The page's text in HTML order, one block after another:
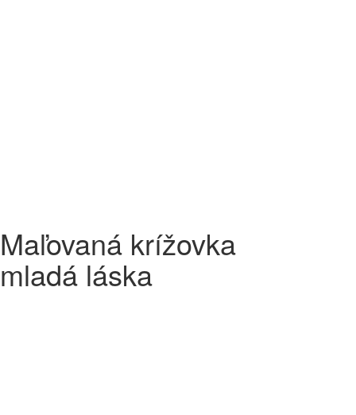
Maľovaná krížovka
mladá láska